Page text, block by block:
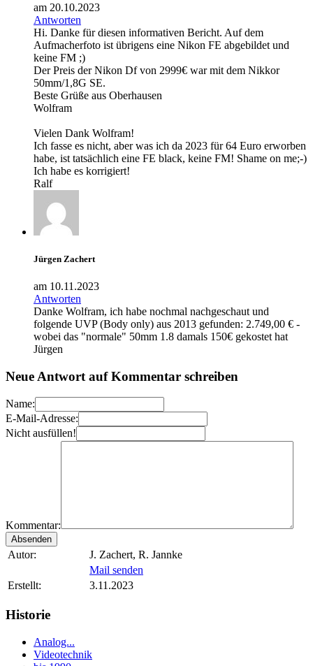
am 20.10.2023
Antworten
Hi. Danke für diesen informativen Bericht. Auf dem
Aufmacherfoto ist übrigens eine Nikon FE abgebildet und
keine FM ;)
Der Preis der Nikon Df von 2999€ war mit dem Nikkor
50mm/1,8G SE.
Beste Grüße aus Oberhausen
Wolfram
Vielen Dank Wolfram!
Ich fasse es nicht, aber was ich da 2023 für 64 Euro erworben
habe, ist tatsächlich eine FE black, keine FM! Shame on me;-)
Ich habe es korrigiert!
Ralf
Jürgen Zachert
am 10.11.2023
Antworten
Danke Wolfram, ich habe nochmal nachgeschaut und
folgende UVP (Body only) aus 2013 gefunden: 2.749,00 € -
wobei das "normale" 50mm 1.8 damals 150€ gekostet hat
Jürgen
Neue Antwort auf Kommentar schreiben
Name:
E-Mail-Adresse:
Nicht ausfüllen!
Kommentar:
Autor:
J. Zachert, R. Jannke
Mail senden
Erstellt:
3.11.2023
Historie
Analog...
Videotechnik